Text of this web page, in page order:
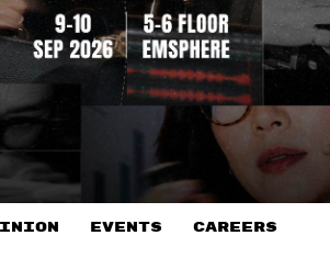
EVENTS CAREERS